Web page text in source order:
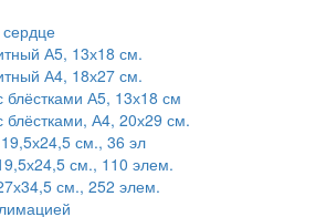
А5, 13х18 см.
А4, 18х27 см.
блёстками А5, 13х18 см
блёстками, А4, 20х29 см.
см., 36 эл
см., 110 элем.
см., 252 элем.